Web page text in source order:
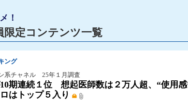
！
限定コンテンツ一覧
ング
系チャネル 25年１月調査
期連続１位 想起医師数は２万人超、“使用
はトップ５入り